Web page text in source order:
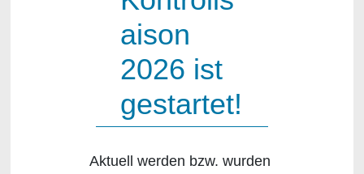
aison
2026 ist
gestartet!
Aktuell werden bzw. wurden